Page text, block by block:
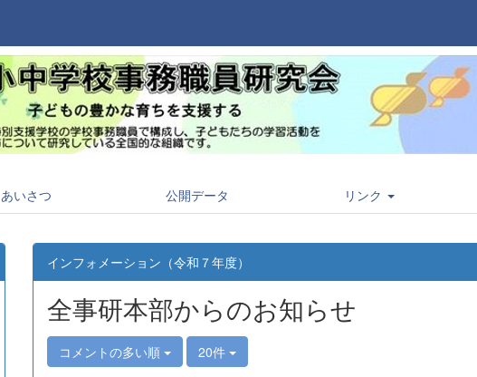
あいさつ 公開データ リンク
インフォメーション（令和７年度）
全事研本部からのお知らせ
コメントの多い順 20件